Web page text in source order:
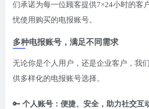
们承诺为每一位顾客提供7×24小时的客
忧使用购买的电报账号。
多种电报账号，满足不同需求
无论你是个人用户，还是企业客户，我
供多样化的电报账号选择。
🔑 个人账号：便捷、安全，助力社交互